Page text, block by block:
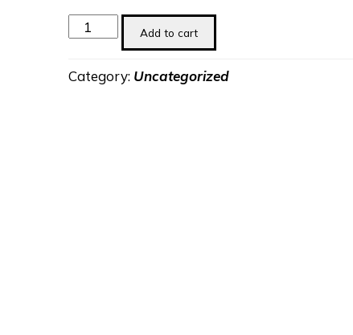
MANAJEMEN
LABORATORIUM
SEBAGAI
Add to cart
Category: Uncategorized